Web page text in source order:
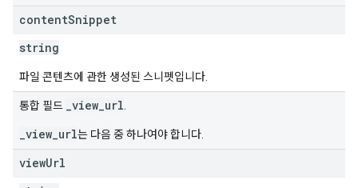
contentSnippet
string
파일 콘텐츠에 관한 생성된 스니펫입니다.
통합 필드 _view_url
_view_url는 다음 중 하나여야 합니다.
viewUrl